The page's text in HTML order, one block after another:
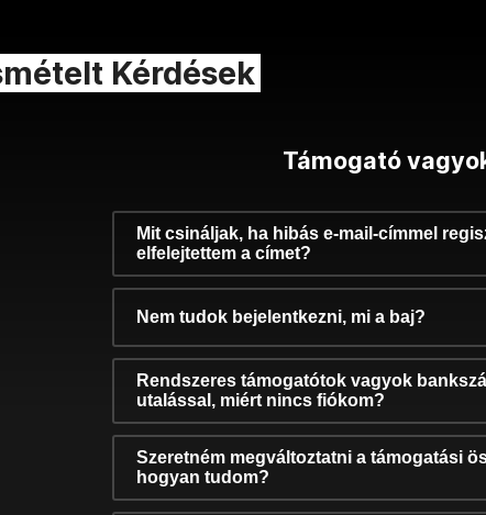
Kérdések
Támogató
Mit csináljak, ha hibás e-mail-címmel
elfelejtettem a címet?
Nem tudok bejelentkezni, mi a baj?
Rendszeres támogatótok vagyok
utalással, miért nincs fiókom?
Szeretném megváltoztatni a támogatási
hogyan tudom?